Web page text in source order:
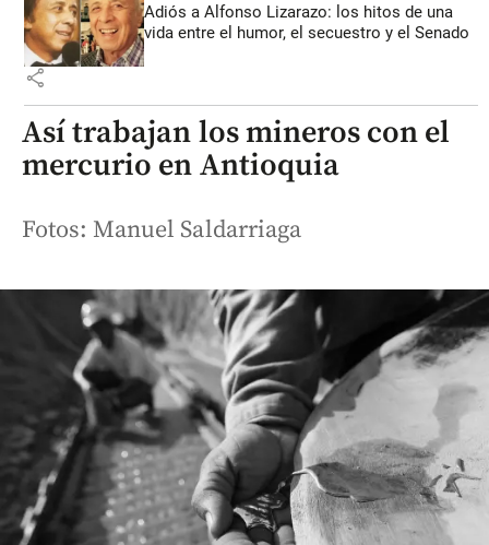
Adiós a Alfonso Lizarazo: los hitos de una
vida entre el humor, el secuestro y el Senado
share
Así trabajan los mineros con el
mercurio en Antioquia
Fotos: Manuel Saldarriaga